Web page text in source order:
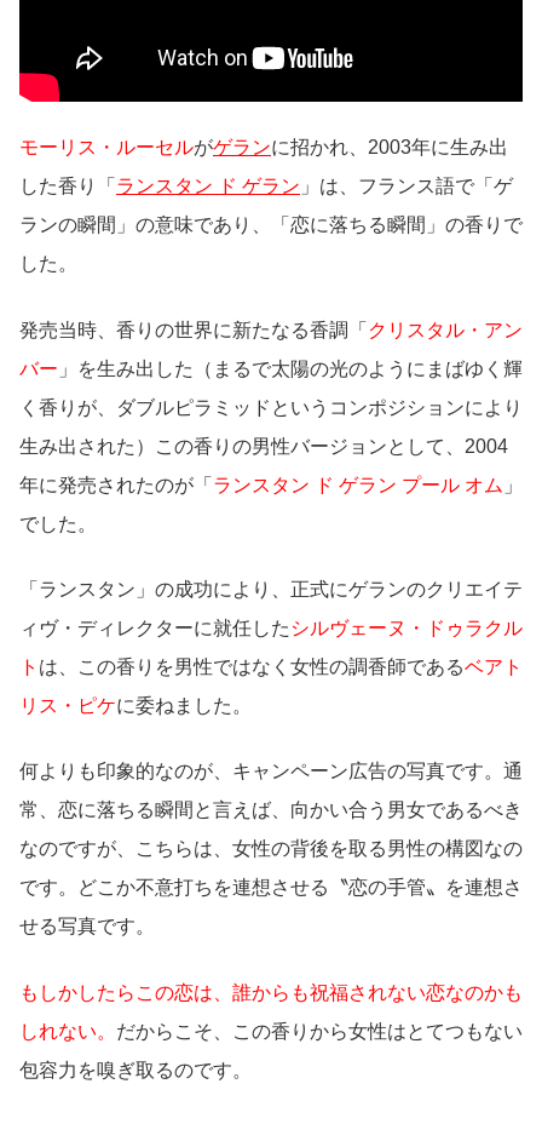
モーリス・ルーセルがゲランに招かれ、2003年に生み出
した香り「 ランスタン ド ゲラン 」は、フランス語で「ゲ
ランの瞬間」の意味であり、「恋に落ちる瞬間」の香りで
した。
発売当時、香りの世界に新たなる香調「 クリスタル・アン
バー 」を生み出した（まるで太陽の光のようにまばゆく輝
く香りが、ダブルピラミッドというコンポジションにより
生み出された）この香りの男性バージョンとして、2004
年に発売されたのが「 ランスタン ド ゲラン プール オム 」
でした。
「ランスタン」の成功により、正式にゲランのクリエイテ
ィヴ・ディレクターに就任した シルヴェーヌ・ドゥラクル
ト は、この香りを男性ではなく女性の調香師であるベアト
リス・ピケに委ねました。
何よりも印象的なのが、キャンペーン広告の写真です。通
常、恋に落ちる瞬間と言えば、向かい合う男女であるべき
なのですが、こちらは、女性の背後を取る男性の構図なの
です。どこか不意打ちを連想させる〝恋の手管〟を連想さ
せる写真です。
もしかしたらこの恋は、誰からも祝福されない恋なのかも
しれない。 だからこそ、この香りから女性はとてつもない
包容力を嗅ぎ取るのです。